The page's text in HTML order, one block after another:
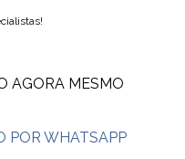
AGORA MESMO
POR WHATSAPP